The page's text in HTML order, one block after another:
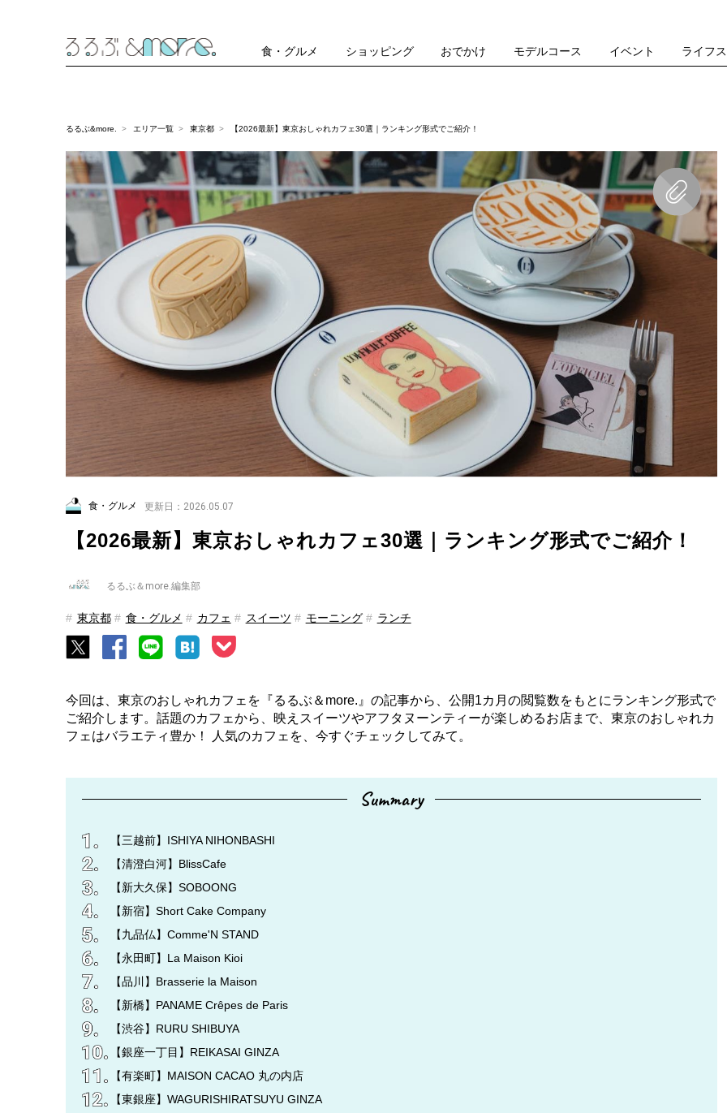
食・グルメ ショッピング おでかけ モデルコース イベント ライフ
るるぶ&more. エリア一覧 東京都 【2026最新】東京おしゃれカフェ30選｜ランキング形式でご紹介！
食・グルメ 更新日：2026.05.07
【2026最新】東京おしゃれカフェ30選｜ランキング形式でご紹介！
るるぶ＆more.編集部
東京都 食・グルメ カフェ スイーツ モーニング ランチ
今回は、東京のおしゃれカフェを『るるぶ＆more.』の記事から、公開1カ月の閲覧数をもとにランキング形式で
ご紹介します。話題のカフェから、映えスイーツやアフタヌーンティーが楽しめるお店まで、東京のおしゃれカ
フェはバラエティ豊か！ 人気のカフェを、今すぐチェックしてみて。
Summary
【三越前】ISHIYA NIHONBASHI
【清澄白河】BlissCafe
【新大久保】SOBOONG
【新宿】Short Cake Company
【九品仏】Comme'N STAND
【永田町】La Maison Kioi
【品川】Brasserie la Maison
【新橋】PANAME Crêpes de Paris
【渋谷】RURU SHIBUYA
【銀座一丁目】REIKASAI GINZA
【有楽町】MAISON CACAO 丸の内店
【東銀座】WAGURISHIRATSUYU GINZA